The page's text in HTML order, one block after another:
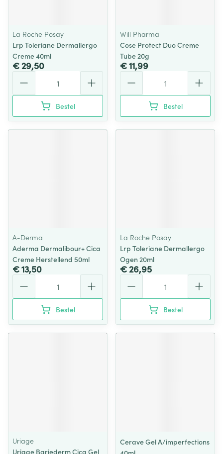
La Roche Posay
Lrp Toleriane Dermallergo
Creme 40ml
€ 29,50
Bestel
Will Pharma
Cose Protect Duo Creme
Tube 20g
€ 11,99
Bestel
A-Derma
Aderma Dermalibour+ Cica
Creme Herstellend 50ml
€ 13,50
Bestel
La Roche Posay
Lrp Toleriane Dermallergo
Ogen 20ml
€ 26,95
Bestel
Uriage
Uriage Bariederm Cica Gel
Cerave Gel A/imperfections